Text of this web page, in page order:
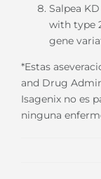
Salpea
with type
gene
*Estas
and Drug
Isagenix no es
ninguna